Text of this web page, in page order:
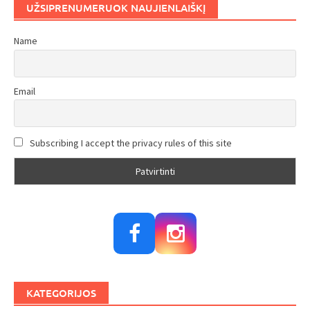
UŽSIPRENUMERUOK NAUJIENLAIŠKĮ
Name
Email
Subscribing I accept the privacy rules of this site
KATEGORIJOS